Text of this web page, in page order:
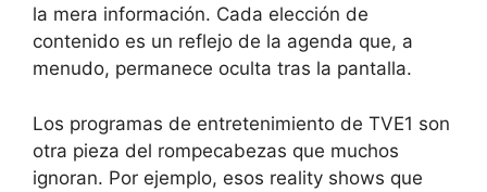
la mera información. Cada elección de
contenido es un reflejo de la agenda que, a
menudo, permanece oculta tras la pantalla.
Los programas de entretenimiento de TVE1 son
otra pieza del rompecabezas que muchos
ignoran. Por ejemplo, esos reality shows que